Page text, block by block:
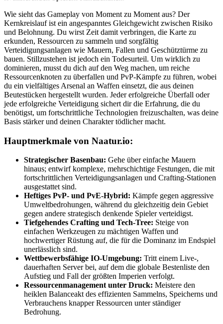
Wie sieht das Gameplay von Moment zu Moment aus? Der
Kernkreislauf ist ein angespanntes Gleichgewicht zwischen Risiko
und Belohnung. Du wirst Zeit damit verbringen, die Karte zu
erkunden, Ressourcen zu sammeln und sorgfältig
Verteidigungsanlagen wie Mauern, Fallen und Geschütztürme zu
bauen. Stillzustehen ist jedoch ein Todesurteil. Um wirklich zu
dominieren, musst du dich auf den Weg machen, um reiche
Ressourcenknoten zu überfallen und PvP-Kämpfe zu führen, wobei
du ein vielfältiges Arsenal an Waffen einsetzt, die aus deinen
Beutestücken hergestellt wurden. Jeder erfolgreiche Überfall oder
jede erfolgreiche Verteidigung sichert dir die Erfahrung, die du
benötigst, um fortschrittliche Technologien freizuschalten, was deine
Basis stärker und deinen Charakter tödlicher macht.
Hauptmerkmale von Naatur.io:
Strategischer Basenbau: Gehe über einfache Mauern
hinaus; entwirf komplexe, mehrschichtige Festungen, die mit
fortschrittlichen Verteidigungsanlagen und Crafting-Stationen
ausgestattet sind.
Heftiges PvP- und PvE-Hybrid: Kämpfe gegen aggressive
Umweltbedrohungen, während du gleichzeitig dein Gebiet
gegen andere strategisch denkende Spieler verteidigst.
Tiefgehendes Crafting und Tech-Tree: Steige von
einfachen Werkzeugen zu mächtigen Waffen und
hochwertiger Rüstung auf, die für die Dominanz im Endspiel
unerlässlich sind.
Wettbewerbsfähige IO-Umgebung: Tritt einem Live-,
dauerhaften Server bei, auf dem die globale Bestenliste den
Aufstieg und Fall der größten Imperien verfolgt.
Ressourcenmanagement unter Druck: Meistere den
heiklen Balanceakt des effizienten Sammelns, Speicherns und
Verbrauchens knapper Ressourcen unter ständiger
Bedrohung.